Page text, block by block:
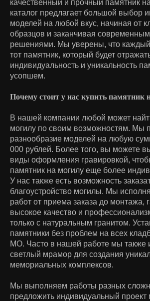
качественный и прочный памятник
каталог предлагает большой выбор
моделей на любой вкус, начиная от
образцов и заканчивая
решениями. Мы уверены, что
тот памятник, который будет
индивидуальность и уникальность
усопшем.
Почему стоит у нас купить памятник
В нашей компании любой может
могилу по своим возможностям. Мы
разнообразие моделей на любую
000 рублей. Более того, вы можете
виды оформления гравировкой,
памятник на могилу еще более
У нас также есть возможность
благоустройство могилы. Мы
работ от приема заказа до монтажа,
высокое качество и
только с натуральным гранитом.
памятники без проблем на всех
МО. Часто в нашей работе мы также
светлый мрамор для создания
мемориальных комплексов.
Мы выполняем работы разных
предложить индивидуальный проект